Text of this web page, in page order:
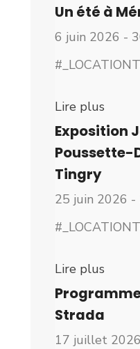
Un été à
6 juin 2026 -
Lire plus
Exposition
Poussette-
Tingry
25 juin 2026
Lire plus
Strada
17 juillet